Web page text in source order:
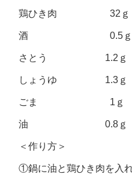
鶏ひき肉 32ｇ
酒 0.5ｇ
さとう 1.2ｇ
しょうゆ 1.3ｇ
ごま 1ｇ
油 0.8ｇ
＜作り方＞
①鍋に油と鶏ひき肉を入